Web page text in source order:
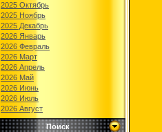
2025 Октябрь
2025 Ноябрь
2025 Декабрь
2026 Январь
2026 Февраль
2026 Март
2026 Апрель
2026 Май
2026 Июнь
2026 Июль
2026 Август
Поиск